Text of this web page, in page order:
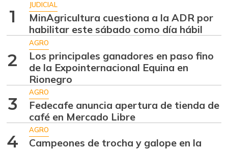
07/25/2026 -13,15%
Ajo
07/25/2026
$ 5.583,00
+2,76%
Ají dulce
01/17/2015
$ 3.801,00
+36,83%
Ají topito dulce
07/25/2026
$ 3.049,00
Alas de pollo sin
$ 8.425,00
1
JUDICIAL
MinAgricultura cuestiona a la ADR por
habilitar este sábado como día hábil
2
AGRO
Los principales ganadores en paso fino
de la Expointernacional Equina en
Rionegro
3
AGRO
Fedecafe anuncia apertura de tienda de
café en Mercado Libre
4
AGRO
Campeones de trocha y galope en la